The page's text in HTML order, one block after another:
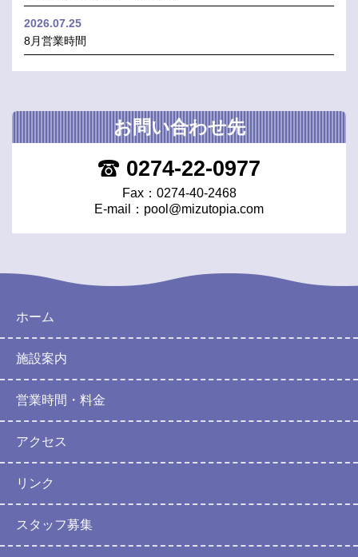
2026.07.25
8月営業時間
お問い合わせ先
0274-22-0977
Fax：0274-40-2468
E-mail： pool@mizutopia.com
ホーム
施設案内
営業時間・料金
アクセス
リンク
スタッフ募集